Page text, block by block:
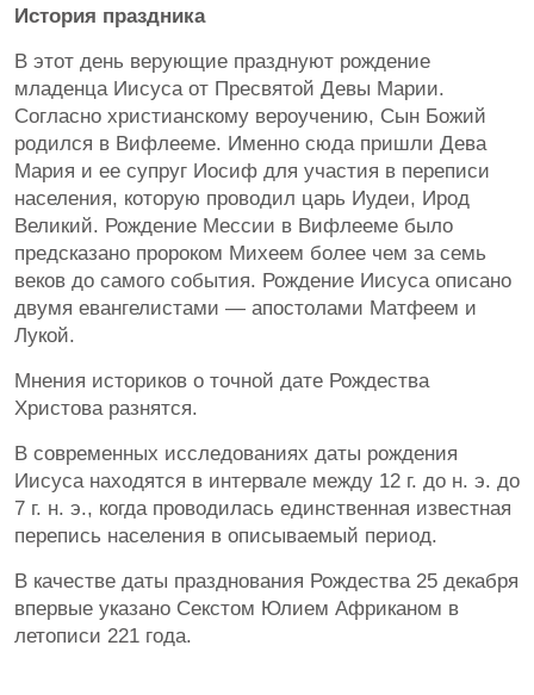
История праздника
В этот день верующие празднуют рождение
младенца Иисуса от Пресвятой Девы Марии.
Согласно христианскому вероучению, Сын Божий
родился в Вифлееме. Именно сюда пришли Дева
Мария и ее супруг Иосиф для участия в переписи
населения, которую проводил царь Иудеи, Ирод
Великий. Рождение Мессии в Вифлееме было
предсказано пророком Михеем более чем за семь
веков до самого события. Рождение Иисуса описано
двумя евангелистами — апостолами Матфеем и
Лукой.
Мнения историков о точной дате Рождества
Христова разнятся.
В современных исследованиях даты рождения
Иисуса находятся в интервале между 12 г. до н. э. до
7 г. н. э., когда проводилась единственная известная
перепись населения в описываемый период.
В качестве даты празднования Рождества 25 декабря
впервые указано Секстом Юлием Африканом в
летописи 221 года.